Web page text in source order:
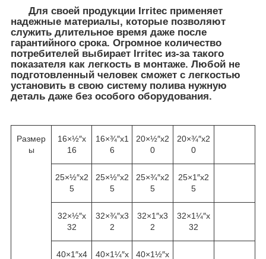
Для своей продукции Irritec применяет
надежные материалы, которые позволяют
служить длительное время даже после
гарантийного срока. Огромное количество
потребителей выбирает Irritec из-за такого
показателя как легкость в монтаже. Любой не
подготовленный человек сможет с легкостью
установить в свою систему полива нужную
деталь даже без особого оборудования.
Размер
ы
16×½″x
16
16×¾″x1
6
20×½″x2
0
20×¾″x2
0
25×½″x2
5
25×½″x2
5
25×¾″x2
5
25×1″x2
5
32×½″x
32
32×¾″x3
2
32×1″x3
2
32×1¼″x
32
40×1″x4
40×1¼″x
40×1½″x